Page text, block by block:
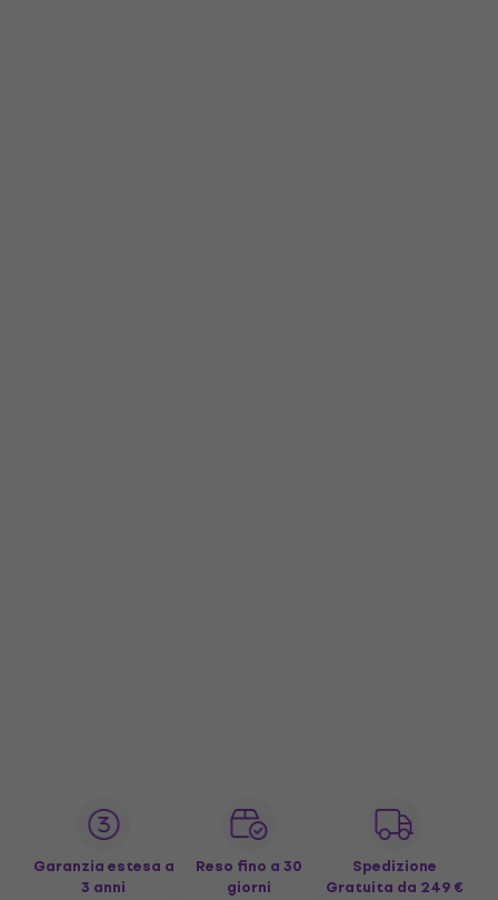
Garanzia estesa a
3 anni
Reso fino a 30
giorni
Spedizione
Gratuita da 249 €